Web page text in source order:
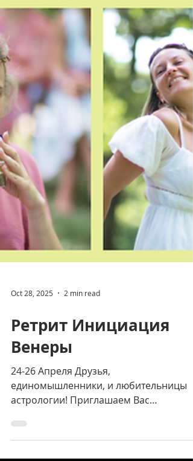
Oct 28, 2025 2 min read
Ретрит Инициация
Венеры
24-26 Апреля Друзья,
единомышленники, и любительницы
астрологии! Приглашаем Вас